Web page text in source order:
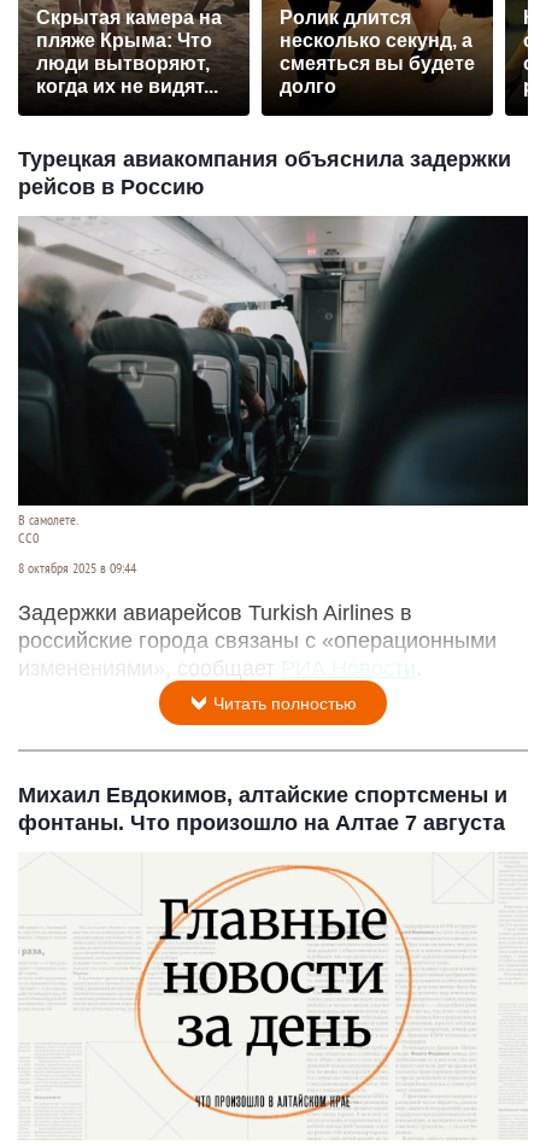
Скрытая камера на
пляже Крыма: Что
люди вытворяют,
когда их не видят...
Ролик длится
несколько секунд, а
смеяться вы будете
долго
Турецкая авиакомпания объяснила задержки
рейсов в Россию
В самолете.
CC0
8 октября 2025 в 09:44
Задержки авиарейсов Turkish Airlines в
российские города связаны с «операционными
изменениями», сообщает РИА Новости
Читать полностью
Михаил Евдокимов, алтайские спортсмены и
фонтаны. Что произошло на Алтае 7 августа